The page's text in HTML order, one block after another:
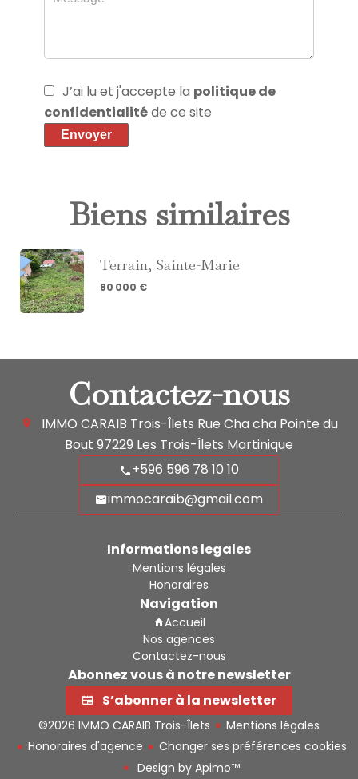
J’ai lu et j'accepte la politique de
confidentialitéde ce site
Envoyer
Biens similaires
Terrain, Sainte-Marie
80 000 €
Contactez-nous
IMMO CARAIB Trois-Îlets Rue Cha cha Pointe du
Bout 97229 Les Trois-Îlets Martinique
+596 596 78 10 10
immocaraib@gmail.com
Informations legales
Mentions légales
Honoraires
Navigation
Accueil
Nos agences
Contactez-nous
Abonnez vous à notre newsletter
S’abonner à la newsletter
©2026 IMMO CARAIB Trois-Îlets
Mentions légales
Honoraires d'agence
Changer ses préférences cookies
Design by Apimo™